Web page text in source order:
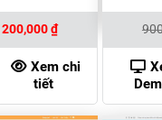
Giá
là:
900,000 ₫.
200,000₫Giá
hiện
tại
là:
200,000 ₫.
Xem chi
tiết